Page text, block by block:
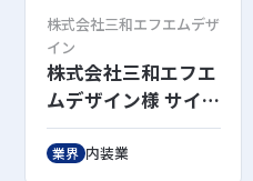
株式会社三和エフエムデザ
イン
株式会社三和エフエ
ムデザイン様 サイト
リニューアル後イン
タビュー
業界 内装業